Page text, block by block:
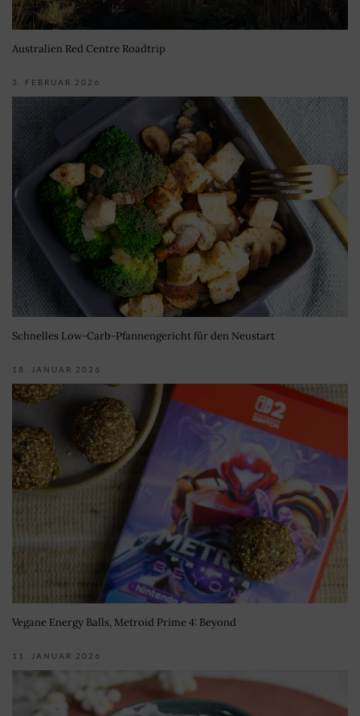
Australien Red Centre Roadtrip
3. FEBRUAR 2026
Schnelles Low-Carb-Pfannengericht für den Neustart
18. JANUAR 2026
Vegane Energy Balls, Metroid Prime 4: Beyond
11. JANUAR 2026